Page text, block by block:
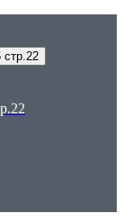
стр.22